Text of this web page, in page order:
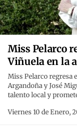
Miss Pelarco
Viñuela en la
Miss Pelarco regresa
Argandoña y José
talento local y
Viernes 10 de Enero,